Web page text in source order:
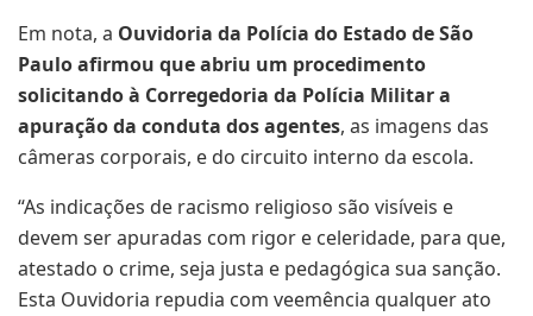
Em nota, a Ouvidoria da Polícia do Estado de São
Paulo afirmou que abriu um procedimento
solicitando à Corregedoria da Polícia Militar a
apuração da conduta dos agentes, as imagens das
câmeras corporais, e do circuito interno da escola.
“As indicações de racismo religioso são visíveis e
devem ser apuradas com rigor e celeridade, para que,
atestado o crime, seja justa e pedagógica sua sanção.
Esta Ouvidoria repudia com veemência qualquer ato